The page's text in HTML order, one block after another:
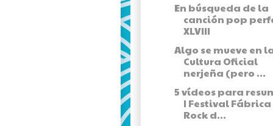
En búsqueda de la
canción pop
XLVIII
Algo se mueve en
Cultura Oficial
nerjeña (pero ...
5 vídeos para
I Festival Fábrica
Rock d...